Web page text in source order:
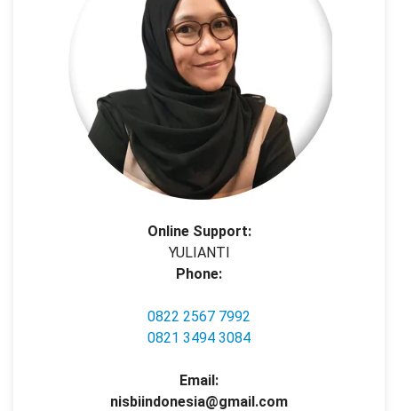
Online Support:
YULIANTI
Phone:
0822 2567 7992
0821 3494 3084
Email:
nisbiindonesia@gmail.com